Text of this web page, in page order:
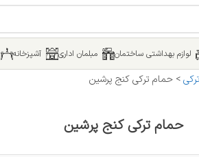
لوازم بهداشتی ساختمان مبلمان اداری آشپزخانه
> حمام ترکی کنج پرشین
حمام ترکی کنج پرشین